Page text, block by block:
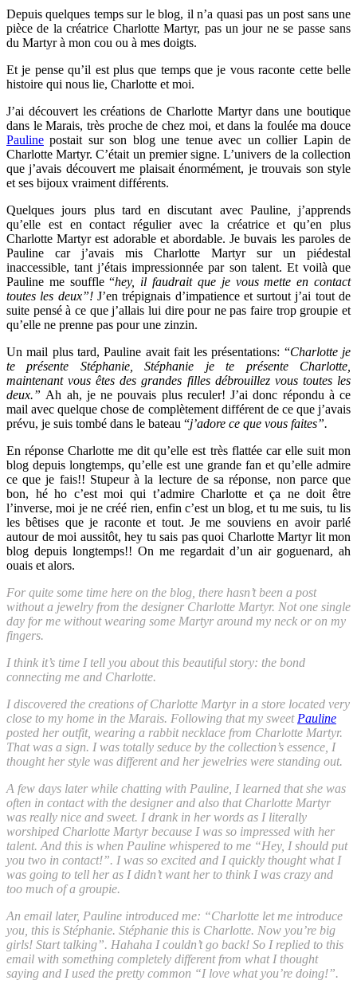
Depuis quelques temps sur le blog, il n’a quasi pas un post sans une
pièce de la créatrice Charlotte Martyr, pas un jour ne se passe sans
du Martyr à mon cou ou à mes doigts.
Et je pense qu’il est plus que temps que je vous raconte cette belle
histoire qui nous lie, Charlotte et moi.
J’ai découvert les créations de Charlotte Martyr dans une boutique
dans le Marais, très proche de chez moi, et dans la foulée ma douce
Pauline postait sur son blog une tenue avec un collier Lapin de
Charlotte Martyr. C’était un premier signe. L’univers de la collection
que j’avais découvert me plaisait énormément, je trouvais son style
et ses bijoux vraiment différents.
Quelques jours plus tard en discutant avec Pauline, j’apprends
qu’elle est en contact régulier avec la créatrice et qu’en plus
Charlotte Martyr est adorable et abordable. Je buvais les paroles de
Pauline car j’avais mis Charlotte Martyr sur un piédestal
inaccessible, tant j’étais impressionnée par son talent. Et voilà que
Pauline me souffle “hey, il faudrait que je vous mette en contact
toutes les deux”! J’en trépignais d’impatience et surtout j’ai tout de
suite pensé à ce que j’allais lui dire pour ne pas faire trop groupie et
qu’elle ne prenne pas pour une zinzin.
Un mail plus tard, Pauline avait fait les présentations: “Charlotte je
te présente Stéphanie, Stéphanie je te présente Charlotte,
maintenant vous êtes des grandes filles débrouillez vous toutes les
deux.” Ah ah, je ne pouvais plus reculer! J’ai donc répondu à ce
mail avec quelque chose de complètement différent de ce que j’avais
prévu, je suis tombé dans le bateau “j’adore ce que vous faites”.
En réponse Charlotte me dit qu’elle est très flattée car elle suit mon
blog depuis longtemps, qu’elle est une grande fan et qu’elle admire
ce que je fais!! Stupeur à la lecture de sa réponse, non parce que
bon, hé ho c’est moi qui t’admire Charlotte et ça ne doit être
l’inverse, moi je ne créé rien, enfin c’est un blog, et tu me suis, tu lis
les bêtises que je raconte et tout. Je me souviens en avoir parlé
autour de moi aussitôt, hey tu sais pas quoi Charlotte Martyr lit mon
blog depuis longtemps!! On me regardait d’un air goguenard, ah
ouais et alors.
For quite some time here on the blog, there hasn’t been a post
without a jewelry from the designer Charlotte Martyr. Not one single
day for me without wearing some Martyr around my neck or on my
fingers.
I think it’s time I tell you about this beautiful story: the bond
connecting me and Charlotte.
I discovered the creations of Charlotte Martyr in a store located very
close to my home in the Marais. Following that my sweet Pauline
posted her outfit, wearing a rabbit necklace from Charlotte Martyr.
That was a sign. I was totally seduce by the collection’s essence, I
thought her style was different and her jewelries were standing out.
A few days later while chatting with Pauline, I learned that she was
often in contact with the designer and also that Charlotte Martyr
was really nice and sweet. I drank in her words as I literally
worshiped Charlotte Martyr because I was so impressed with her
talent. And this is when Pauline whispered to me “Hey, I should put
you two in contact!”. I was so excited and I quickly thought what I
was going to tell her as I didn’t want her to think I was crazy and
too much of a groupie.
An email later, Pauline introduced me: “Charlotte let me introduce
you, this is Stéphanie. Stéphanie this is Charlotte. Now you’re big
girls! Start talking”. Hahaha I couldn’t go back! So I replied to this
email with something completely different from what I thought
saying and I used the pretty common “I love what you’re doing!”.